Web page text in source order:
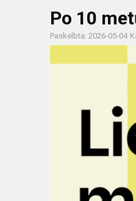
Po 10
Paskelbta: 2026-05-04